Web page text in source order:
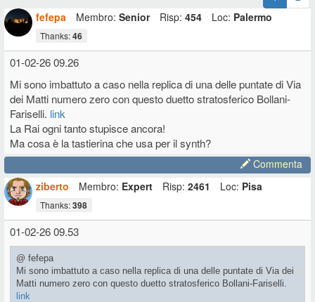
fefepa
Membro: Senior Risp: 454 Loc: Palermo
Thanks:46
01-02-26 09.26
Mi sono imbattuto a caso nella replica di una delle puntate di Via
dei Matti numero zero con questo duetto stratosferico Bollani-
Fariselli. link
La Rai ogni tanto stupisce ancora!
Ma cosa è la tastierina che usa per il synth?
Commenta
ziberto
Membro: Expert Risp: 2461 Loc: Pisa
Thanks:398
01-02-26 09.53
@ fefepa
Mi sono imbattuto a caso nella replica di una delle puntate di Via dei
Matti numero zero con questo duetto stratosferico Bollani-Fariselli.
link